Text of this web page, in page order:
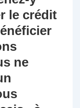
le crédit
ne